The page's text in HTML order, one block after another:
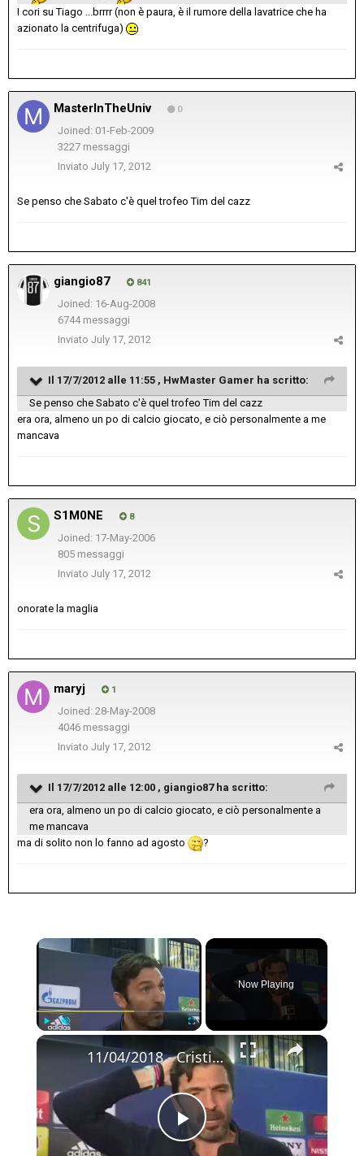
I cori su Tiago ...brrrr (non è paura, è il rumore della lavatrice che ha
azionato la centrifuga)
MasterInTheUniv 0
Joined: 01-Feb-2009
3227 messaggi
Inviato July 17, 2012
Se penso che Sabato c'è quel trofeo Tim del cazz
giangio87 841
Joined: 16-Aug-2008
6744 messaggi
Inviato July 17, 2012
Il 17/7/2012 alle 11:55 , HwMaster Gamer ha scritto:
Se penso che Sabato c'è quel trofeo Tim del cazz
era ora, almeno un po di calcio giocato, e ciò personalmente a me
mancava
S1M0NE 8
Joined: 17-May-2006
805 messaggi
Inviato July 17, 2012
onorate la maglia
maryj 1
Joined: 28-May-2008
4046 messaggi
Inviato July 17, 2012
Il 17/7/2012 alle 12:00 , giangio87 ha scritto:
era ora, almeno un po di calcio giocato, e ciò personalmente a
me mancava
ma di solito non lo fanno ad agosto
?
×
Play
Now Playing
×
Play
11/04/2018 - Cristiano Ronaldo abbraccia Buffon dopo Real Madrid - Juventus 1-3: "Pedoname"